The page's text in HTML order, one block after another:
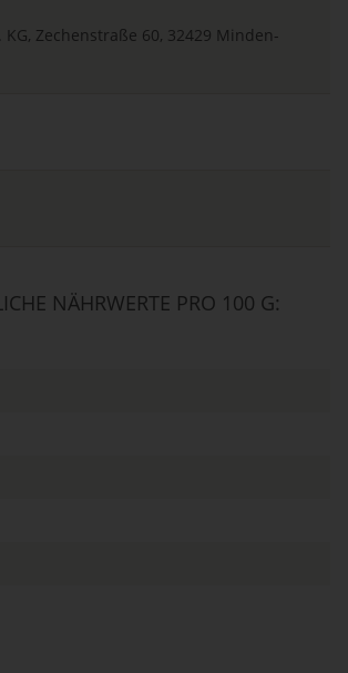
Zechenstraße 60, 32429 Minden-
NÄHRWERTE PRO 100 G: